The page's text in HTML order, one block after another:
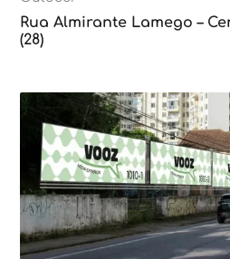
Rua Almirante Lamego –
(28)